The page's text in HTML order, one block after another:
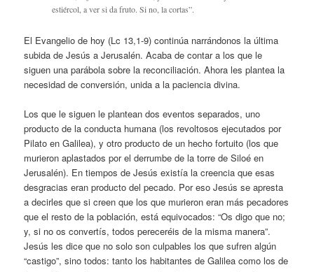
estiércol, a ver si da fruto. Si no, la cortas”.
El Evangelio de hoy (Lc 13,1-9) continúa narrándonos la última
subida de Jesús a Jerusalén. Acaba de contar a los que le
siguen una parábola sobre la reconciliación. Ahora les plantea la
necesidad de conversión, unida a la paciencia divina.
Los que le siguen le plantean dos eventos separados, uno
producto de la conducta humana (los revoltosos ejecutados por
Pilato en Galilea), y otro producto de un hecho fortuito (los que
murieron aplastados por el derrumbe de la torre de Siloé en
Jerusalén). En tiempos de Jesús existía la creencia que esas
desgracias eran producto del pecado. Por eso Jesús se apresta
a decirles que si creen que los que murieron eran más pecadores
que el resto de la población, está equivocados: “Os digo que no;
y, si no os convertís, todos pereceréis de la misma manera”.
Jesús les dice que no solo son culpables los que sufren algún
“castigo”, sino todos: tanto los habitantes de Galilea como los de